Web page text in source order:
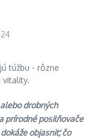
drobných
prírodné posilňovače
objasniť, čo